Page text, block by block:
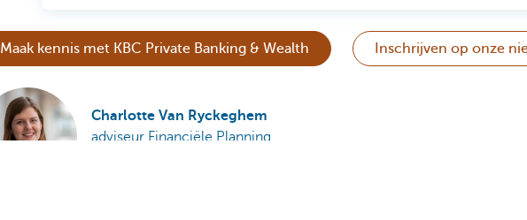
Maak kennis met KBC Private Banking & Wealth Inschrijven op onze
Charlotte Van Ryckeghem
adviseur Financiële Planning